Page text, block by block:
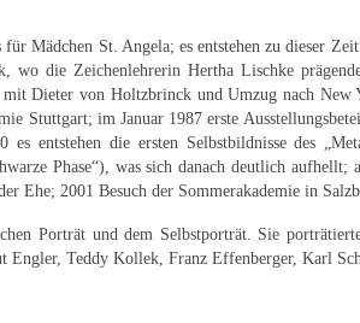
Mädchen St. Angela; es entstehen zu dieser
die Zeichenlehrerin Hertha Lischke
Dieter von Holtzbrinck und Umzug nach
Stuttgart; im Januar 1987 erste
entstehen die ersten Selbstbildnisse des
Phase“), was sich danach deutlich aufhellt;
Ehe; 2001 Besuch der Sommerakademie in
Porträt und dem Selbstporträt. Sie
Teddy Kollek, Franz Effenberger, Karl